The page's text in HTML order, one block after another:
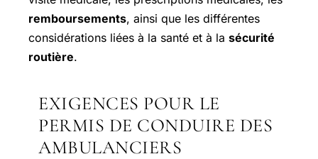
remboursements, ainsi que les différentes
considérations liées à la santé et à la sécurité
routière.
EXIGENCES POUR LE
PERMIS DE CONDUIRE DES
AMBULANCIERS